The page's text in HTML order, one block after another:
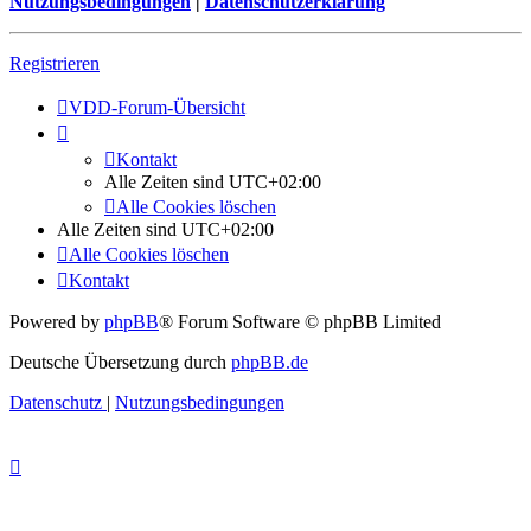
Registrieren
VDD-Forum-Übersicht
Kontakt
Alle Zeiten sind UTC+02:00
Alle Cookies löschen
Alle Zeiten sind UTC+02:00
Alle Cookies löschen
Kontakt
Powered by phpBB® Forum Software © phpBB Limited
Deutsche Übersetzung durch phpBB.de
Datenschutz | Nutzungsbedingungen